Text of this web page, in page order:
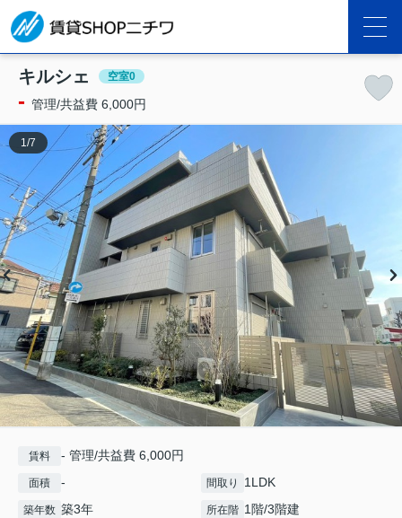
キルシェ 空室0
- 管理/共益費 6,000円
1 /7
賃料 - 管理/共益費 6,000円
面積 - 間取り 1LDK
築年数 築3年 所在階 1階/3階建